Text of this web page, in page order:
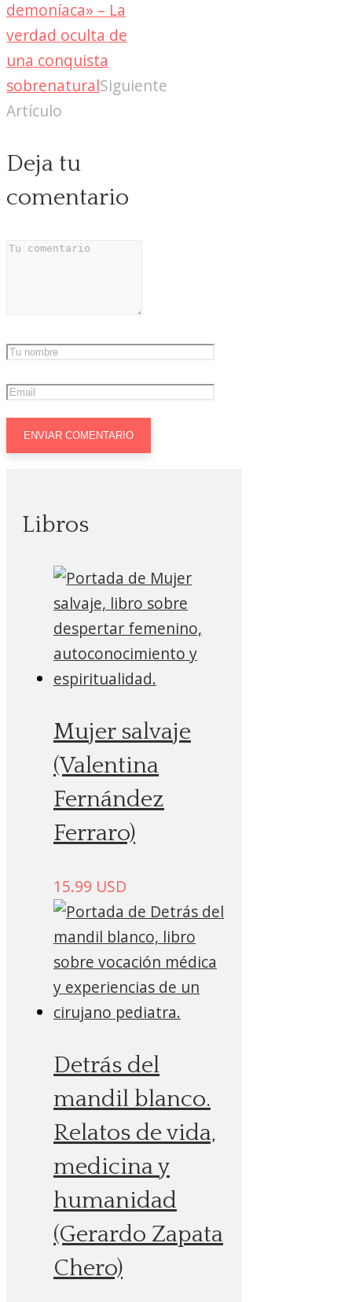
demoníaca» – La
verdad oculta de
una conquista
sobrenaturalSiguiente
Artículo
Deja tu
comentario
Libros
Mujer salvaje
(Valentina
Fernández
Ferraro)
15.99 USD
Detrás del
mandil blanco.
Relatos de vida,
medicina y
humanidad
(Gerardo Zapata
Chero)